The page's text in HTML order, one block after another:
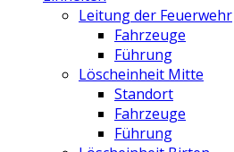
Leitung der Feuerwehr
Fahrzeuge
Führung
Löscheinheit Mitte
Standort
Fahrzeuge
Führung